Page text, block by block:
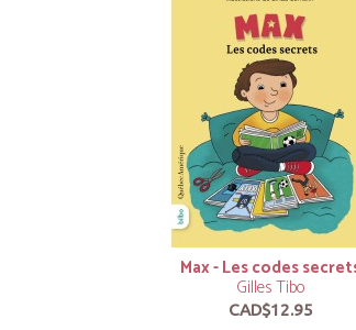
Max - Les codes
Gilles Tibo
CAD$12.95